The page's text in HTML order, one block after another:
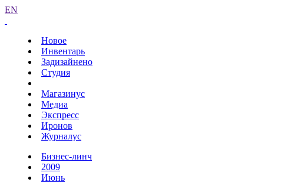
EN
Новое
Инвентарь
Задизайнено
Студия
Магазинус
Медиа
Экспресс
Иронов
Журналус
Бизнес-линч
2009
Июнь